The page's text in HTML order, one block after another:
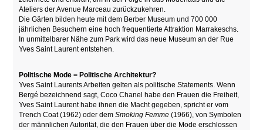
Ateliers der Avenue Marceau zurückzukehren.
Die Gärten bilden heute mit dem Berber Museum und 700 000
jährlichen Besuchern eine hoch frequentierte Attraktion Marrakeschs.
In unmittelbarer Nähe zum Park wird das neue Museum an der Rue
Yves Saint Laurent entstehen.
Politische Mode = Politische Architektur?
Yves Saint Laurents Arbeiten gelten als politische Statements. Wenn
Bergé bezeichnend sagt, Coco Chanel habe den Frauen die Freiheit,
Yves Saint Laurent habe ihnen die Macht gegeben, spricht er vom
Trench Coat (1962) oder demSmoking Femme (1966), von Symbolen
der männlichen Autorität, die den Frauen über die Mode erschlossen